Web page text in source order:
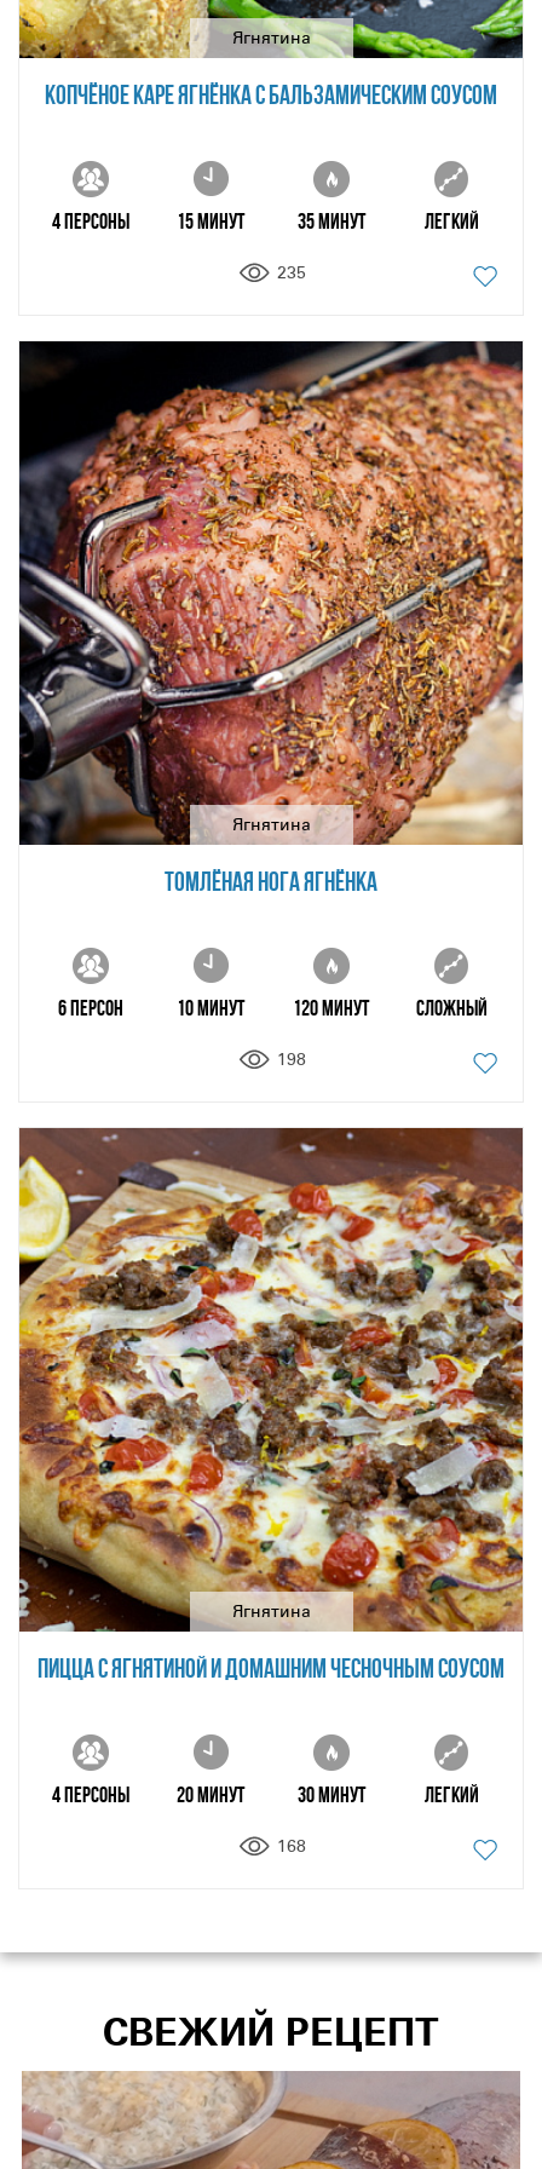
Ягнятина
КОПЧЁНОЕ КАРЕ ЯГНЁНКА С БАЛЬЗАМИЧЕСКИМ СОУСОМ
4 персоны 15 минут 35 минут Легкий
235
Ягнятина
ТОМЛЁНАЯ НОГА ЯГНЁНКА
6 персон 10 минут 120 минут Сложный
198
Ягнятина
ПИЦЦА С ЯГНЯТИНОЙ И ДОМАШНИМ ЧЕСНОЧНЫМ СОУСОМ
4 персоны 20 минут 30 минут Легкий
168
СВЕЖИЙ РЕЦЕПТ